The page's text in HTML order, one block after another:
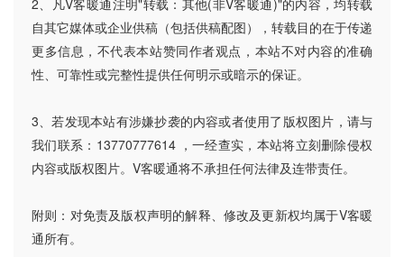
2、凡V客暖通注明"转载：其他(非V客暖通)"的内容，均转载
自其它媒体或企业供稿（包括供稿配图），转载目的在于传递
更多信息，不代表本站赞同作者观点，本站不对内容的准确
性、可靠性或完整性提供任何明示或暗示的保证。
3、若发现本站有涉嫌抄袭的内容或者使用了版权图片，请与
我们联系：13770777614 ，一经查实，本站将立刻删除侵权
内容或版权图片。V客暖通将不承担任何法律及连带责任。
附则：对免责及版权声明的解释、修改及更新权均属于V客暖
通所有。